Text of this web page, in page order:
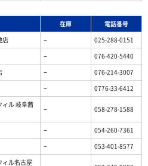
在庫
電話番号
店 −
025-288-0151
−
076-420-5440
−
076-214-3007
− 0776-33-6412
ィル 岐阜茜
− 058-278-1588
−
054-260-7361
− 053-401-8577
ィル名古屋